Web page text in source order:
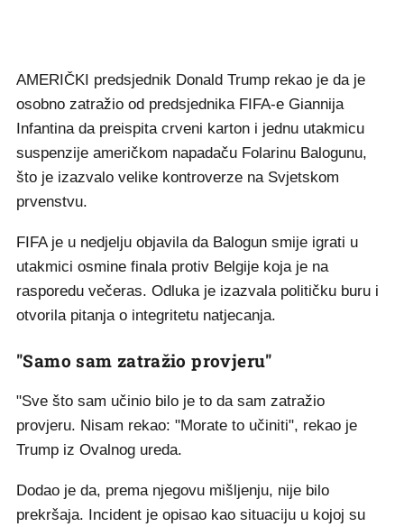
AMERIČKI predsjednik Donald Trump rekao je da je
osobno zatražio od predsjednika FIFA-e Giannija
Infantina da preispita crveni karton i jednu utakmicu
suspenzije američkom napadaču Folarinu Balogunu,
što je izazvalo velike kontroverze na Svjetskom
prvenstvu.
FIFA je u nedjelju objavila da Balogun smije igrati u
utakmici osmine finala protiv Belgije koja je na
rasporedu večeras. Odluka je izazvala političku buru i
otvorila pitanja o integritetu natjecanja.
"Samo sam zatražio provjeru"
"Sve što sam učinio bilo je to da sam zatražio
provjeru. Nisam rekao: "Morate to učiniti", rekao je
Trump iz Ovalnog ureda.
Dodao je da, prema njegovu mišljenju, nije bilo
prekršaja. Incident je opisao kao situaciju u kojoj su